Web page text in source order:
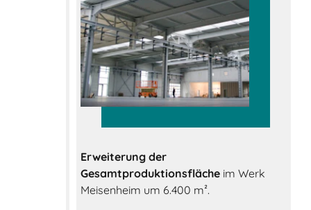
Erweiterung der
Gesamtproduktionsfläche im Werk
Meisenheim um 6.400 m².